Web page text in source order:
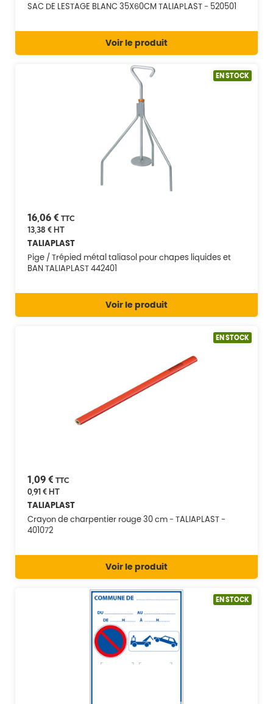
SAC DE LESTAGE BLANC 35X60CM TALIAPLAST - 520501
Voir le produit
EN STOCK
16,06 € TTC
13,38 €HT
TALIAPLAST
Pige / Trépied métal taliasol pour chapes liquides et
BAN TALIAPLAST 442401
Voir le produit
EN STOCK
1,09 € TTC
0,91 €HT
TALIAPLAST
Crayon de charpentier rouge 30 cm - TALIAPLAST -
401072
Voir le produit
EN STOCK